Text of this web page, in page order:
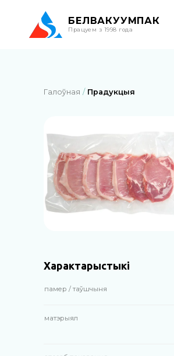
БЕЛВАКУУМПАК
Працуем з 1998 года
Галоўная Прадукцыя
Характарыстыкі
памер / таўшчыня
матэрыял